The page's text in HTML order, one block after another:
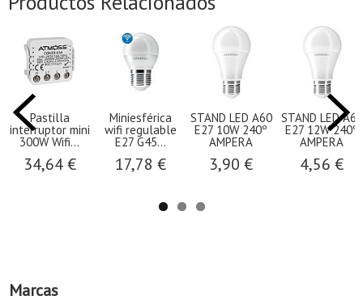
Marcas
Pastilla
interruptor mini
300W Wifi...
34,64 €
Miniesférica
wifi regulable
E27 G45...
17,78 €
STAND LED A60
E27 10W 240º
AMPERA
3,90 €
STAND LED A60
E27 12W 240º
AMPERA
4,56 €